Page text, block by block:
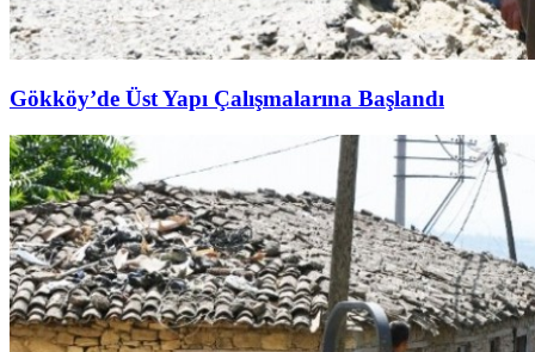
Gökköy’de Üst Yapı Çalışmalarına Başlandı